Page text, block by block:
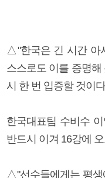
△"한국은 긴 시간 아
스스로도 이를 증명
시 한 번 입증할 것이
한국대표팀 수비수
반드시 이겨 16강에
△"선수들에게는 평